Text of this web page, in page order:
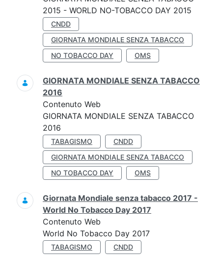
2015 - WORLD NO-TOBACCO DAY 2015
CNDD
GIORNATA MONDIALE SENZA TABACCO
NO TOBACCO DAY
OMS
GIORNATA MONDIALE SENZA TABACCO
2016
Contenuto Web
GIORNATA MONDIALE SENZA TABACCO
2016
TABAGISMO
CNDD
GIORNATA MONDIALE SENZA TABACCO
NO TOBACCO DAY
OMS
Giornata Mondiale senza tabacco 2017 -
World No Tobacco Day 2017
Contenuto Web
World No Tobacco Day 2017
TABAGISMO CNDD